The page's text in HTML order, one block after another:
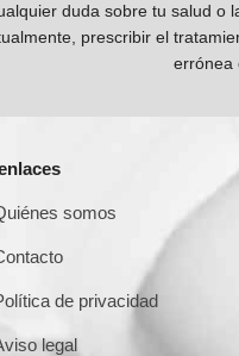
duda sobre tu salud o
prescribir el
errónea
somos
de privacidad
legal